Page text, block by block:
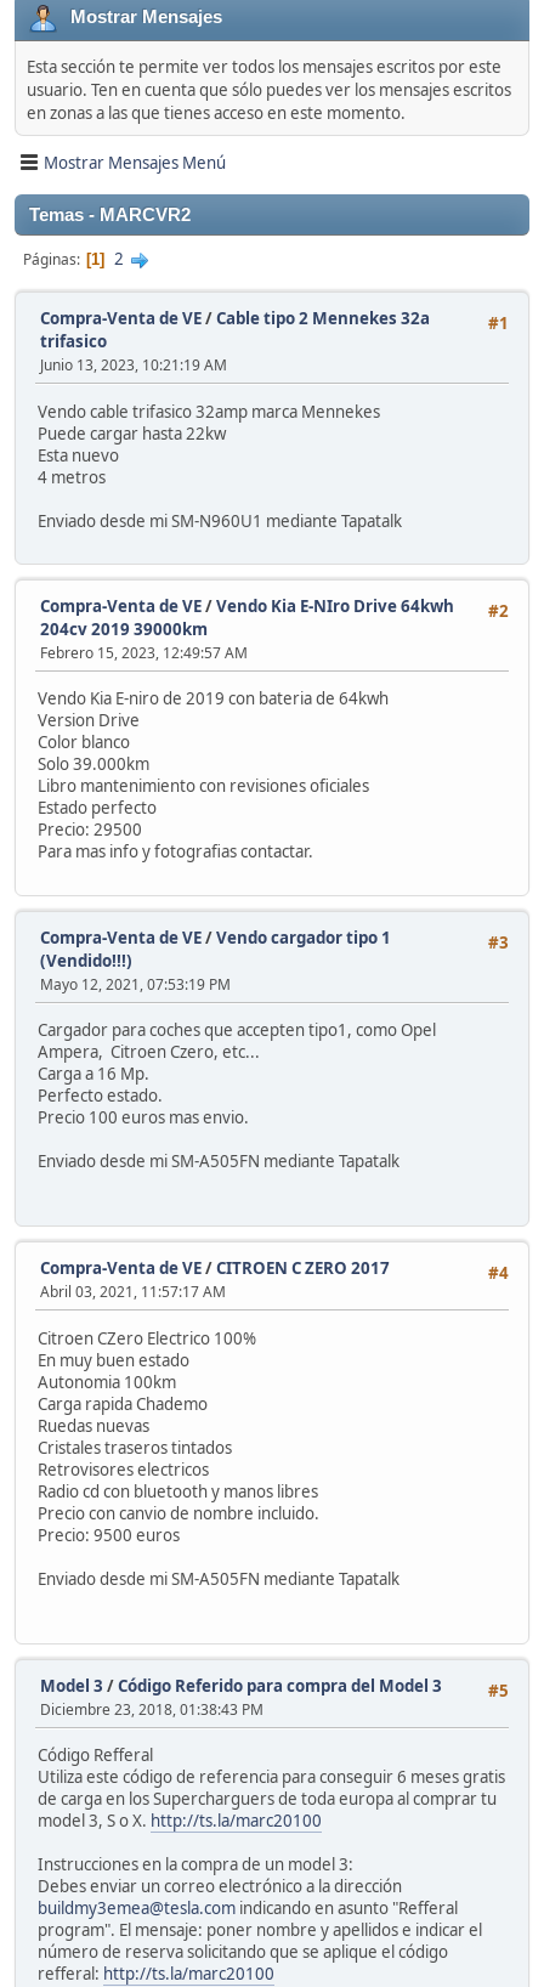
Mostrar Mensajes
Esta sección te permite ver todos los mensajes escritos por este
usuario. Ten en cuenta que sólo puedes ver los mensajes escritos
en zonas a las que tienes acceso en este momento.
Mostrar Mensajes Menú
Temas - MARCVR2
Páginas 1 2
#1
Compra-Venta de VE/Cable tipo 2 Mennekes 32a
trifasico
Junio 13, 2023, 10:21:19 AM
Vendo cable trifasico 32amp marca Mennekes
Puede cargar hasta 22kw
Esta nuevo
4 metros
Enviado desde mi SM-N960U1 mediante Tapatalk
#2
Compra-Venta de VE/Vendo Kia E-NIro Drive 64kwh
204cv 2019 39000km
Febrero 15, 2023, 12:49:57 AM
Vendo Kia E-niro de 2019 con bateria de 64kwh
Version Drive
Color blanco
Solo 39.000km
Libro mantenimiento con revisiones oficiales
Estado perfecto
Precio: 29500
Para mas info y fotografias contactar.
#3
Compra-Venta de VE/Vendo cargador tipo 1
(Vendido!!!)
Mayo 12, 2021, 07:53:19 PM
Cargador para coches que accepten tipo1, como Opel
Ampera, Citroen Czero, etc...
Carga a 16 Mp.
Perfecto estado.
Precio 100 euros mas envio.
Enviado desde mi SM-A505FN mediante Tapatalk
#4
Compra-Venta de VE/CITROEN C ZERO 2017
Abril 03, 2021, 11:57:17 AM
Citroen CZero Electrico 100%
En muy buen estado
Autonomia 100km
Carga rapida Chademo
Ruedas nuevas
Cristales traseros tintados
Retrovisores electricos
Radio cd con bluetooth y manos libres
Precio con canvio de nombre incluido.
Precio: 9500 euros
Enviado desde mi SM-A505FN mediante Tapatalk
#5
Model 3 /Código Referido para compra del Model 3
Diciembre 23, 2018, 01:38:43 PM
Código Refferal
Utiliza este código de referencia para conseguir 6 meses gratis
de carga en los Supercharguers de toda europa al comprar tu
model 3, S o X. http://ts.la/marc20100
Instrucciones en la compra de un model 3:
Debes enviar un correo electrónico a la dirección
buildmy3emea@tesla.com indicando en asunto "Refferal
program". El mensaje: poner nombre y apellidos e indicar el
número de reserva solicitando que se aplique el código
refferal: http://ts.la/marc20100